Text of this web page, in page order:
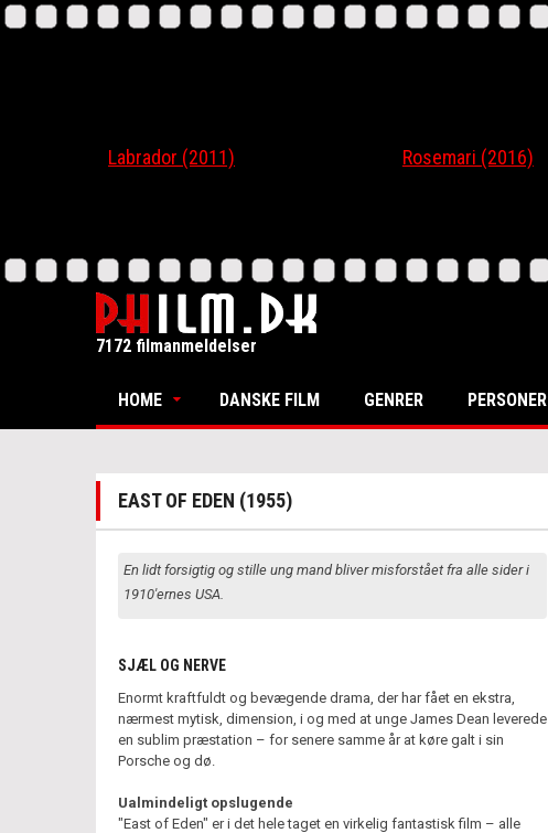
Labrador (2011) Rosemari (2016)
7172 filmanmeldelser
HOME DANSKE FILM GENRER PERSONER
EAST OF EDEN (1955)
En lidt forsigtig og stille ung mand bliver misforstået fra alle sider i
1910'ernes USA.
SJÆL OG NERVE
Enormt kraftfuldt og bevægende drama, der har fået en ekstra,
nærmest mytisk, dimension, i og med at unge James Dean leverede
en sublim præstation – for senere samme år at køre galt i sin
Porsche og dø.
Ualmindeligt opslugende
"East of Eden" er i det hele taget en virkelig fantastisk film – alle